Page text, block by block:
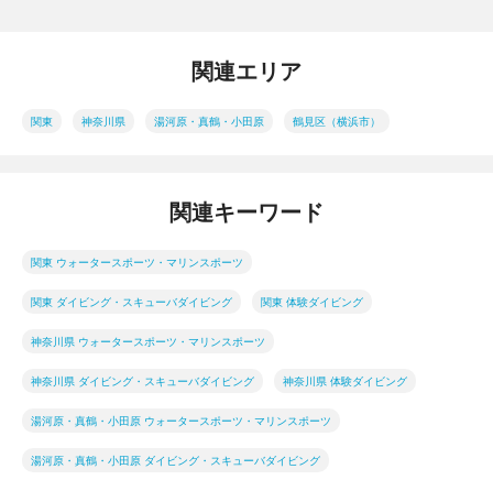
関連エリア
関東 神奈川県 湯河原・真鶴・小田原 鶴見区（横浜市）
関連キーワード
関東 ウォータースポーツ・マリンスポーツ
関東 ダイビング・スキューバダイビング 関東 体験ダイビング
神奈川県 ウォータースポーツ・マリンスポーツ
神奈川県 ダイビング・スキューバダイビング 神奈川県 体験ダイビング
湯河原・真鶴・小田原 ウォータースポーツ・マリンスポーツ
湯河原・真鶴・小田原 ダイビング・スキューバダイビング